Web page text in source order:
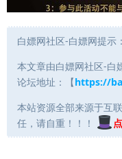
白嫖网社区-白嫖网提示：
本文章由白嫖网社区-白
论坛地址：【https://
本站资源全部来源于互
任，请自重！！！